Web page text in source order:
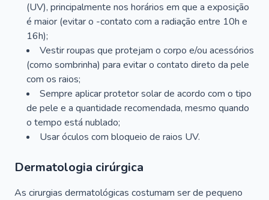
(UV), principalmente nos horários em que a exposição
é maior (evitar o -contato com a radiação entre 10h e
16h);
Vestir roupas que protejam o corpo e/ou acessórios
(como sombrinha) para evitar o contato direto da pele
com os raios;
Sempre aplicar protetor solar de acordo com o tipo
de pele e a quantidade recomendada, mesmo quando
o tempo está nublado;
Usar óculos com bloqueio de raios UV.
Dermatologia cirúrgica
As cirurgias dermatológicas costumam ser de pequeno